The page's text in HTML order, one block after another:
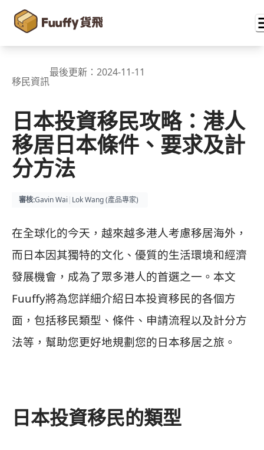
移民資訊
最後更新： 2024-11-11
日本投資移民攻略：港人
移居日本條件、要求及計
分方法
審核:Gavin Wai | Lok Wang (產品專家)
在全球化的今天，越來越多港人考慮移居海外，
而日本因其獨特的文化、優質的生活環境和經濟
發展機會，成為了眾多港人的首選之一。本文
Fuuffy將為您詳細介紹日本投資移民的各個方
面，包括移民類型、條件、申請流程以及計分方
法等，幫助您更好地規劃您的日本移居之旅。
日本投資移民的類型